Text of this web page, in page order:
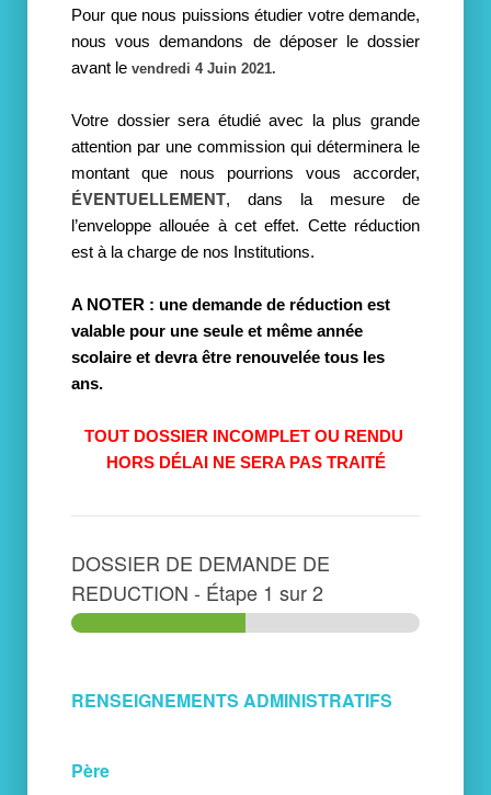
Pour que nous puissions étudier votre demande,
nous vous demandons de déposer le dossier
avant le vendredi 4 Juin 2021.
Votre dossier sera étudié avec la plus grande
attention par une commission qui déterminera le
ÉVENTUELLEMENT,
dans la mesure de
l’enveloppe allouée à cet effet. Cette réduction
est à la charge de nos Institutions.
A NOTER : une demande de réduction est
valable pour une seule et même année
scolaire et devra être renouvelée tous les
ans.
TOUT DOSSIER INCOMPLET OU RENDU
HORS DÉLAI NE SERA PAS TRAITÉ
DOSSIER DE DEMANDE DE
REDUCTION - Étape 1 sur 2
RENSEIGNEMENTS ADMINISTRATIFS
Père